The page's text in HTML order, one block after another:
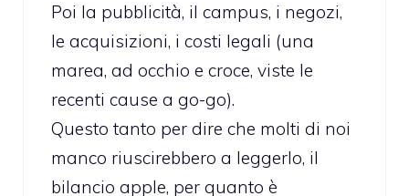
Poi la pubblicità, il campus, i negozi,
le acquisizioni, i costi legali (una
marea, ad occhio e croce, viste le
recenti cause a go-go).
Questo tanto per dire che molti di noi
manco riuscirebbero a leggerlo, il
bilancio apple, per quanto è